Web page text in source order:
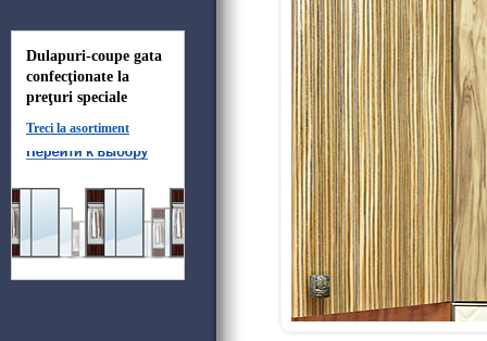
Dulapuri-coupe gata
confecţionate la
preţuri speciale
Treci la asortiment